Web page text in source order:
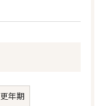
更年期